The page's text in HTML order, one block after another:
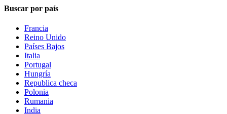
Buscar por país
Francia
Reino Unido
Países Bajos
Italia
Portugal
Hungría
Republica checa
Polonia
Rumania
India